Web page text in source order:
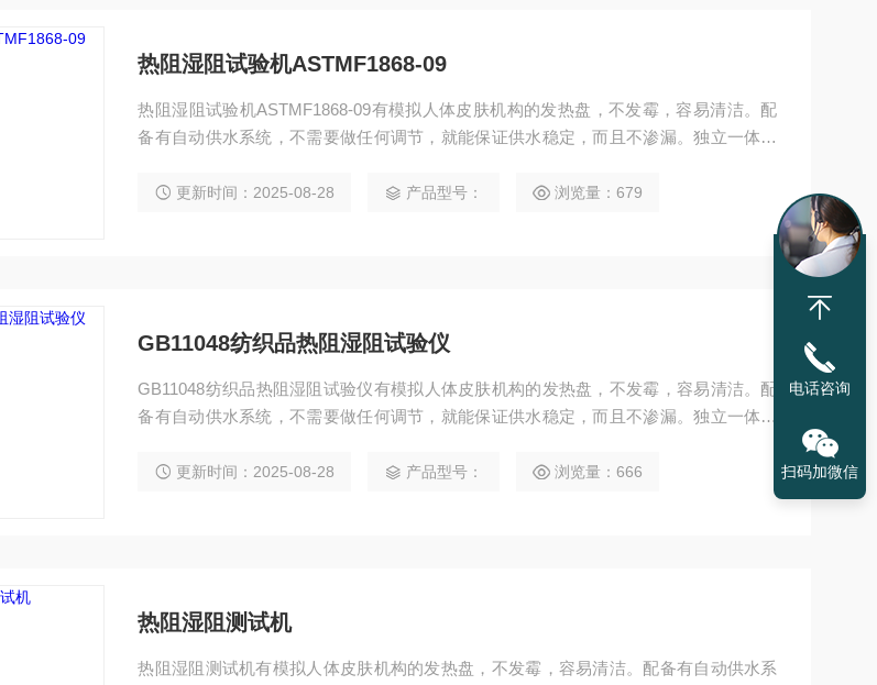
热阻湿阻试验机ASTMF1868-09
热阻湿阻试验机ASTMF1868-09有模拟人体皮肤机构的发热盘，不发霉，容易清洁。配
备有自动供水系统，不需要做任何调节，就能保证供水稳定，而且不渗漏。独立一体化
而且减少用户负担。风道结构可以简单拆卸下来，可以外接风罩，满足无风速的静态测
更新时间：2025-08-28 产品型号： 浏览量：679
GB11048纺织品热阻湿阻试验仪
GB11048纺织品热阻湿阻试验仪有模拟人体皮肤机构的发热盘，不发霉，容易清洁。配
备有自动供水系统，不需要做任何调节，就能保证供水稳定，而且不渗漏。独立一体化
而且减少用户负担。风道结构可以简单拆卸下来，可以外接风罩，满足无风速的静态测
更新时间：2025-08-28 产品型号： 浏览量：666
热阻湿阻测试机
热阻湿阻测试机有模拟人体皮肤机构的发热盘，不发霉，容易清洁。配备有自动供水系
电话咨询
扫码加微信